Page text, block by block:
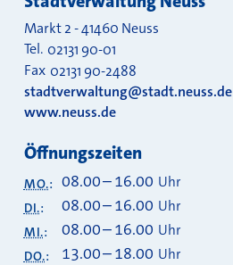
Markt 2-41460 Neuss
Tel. 02131 90-01
Fax 02131 90-2488
stadtverwaltung@stadt.neuss.de
www.neuss.de
Öffnungszeiten
MO.: 08.00–16.00 Uhr
DI.: 08.00–16.00 Uhr
MI.: 08.00–16.00 Uhr
DO.: 13.00–18.00 Uhr